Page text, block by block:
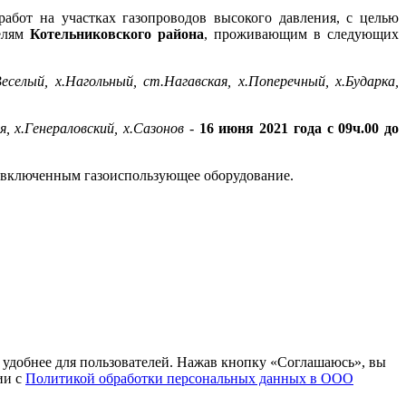
на участках газопроводов высокого давления, с целью
Котельниковского района, проживающим в следующих
х.Нагольный, ст.Нагавская, х.Поперечный, х.Бударка,
х.Генераловский, х.Сазонов -16 июня 2021 года с 09ч.00 до
газоиспользующее оборудование.
для пользователей. Нажав кнопку «Соглашаюсь», вы
с Политикой обработки персональных данных в ООО